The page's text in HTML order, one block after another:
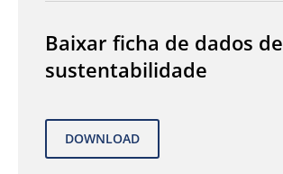
Baixar ficha de dados de
sustentabilidade